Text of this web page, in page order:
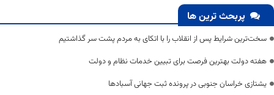
پربحث ترین ها
سخت‌ترین شرایط پس از انقلاب را با اتکای به مردم پشت سر گذاشتیم
هفته دولت بهترین فرصت برای تبیین خدمات نظام و دولت
یشتازی خراسان جنوبی در پرونده ثبت جهانی آسبادها